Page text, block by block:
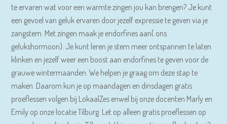
te ervaren wat voor een warmte zingen jou kan brengen? Je kunt
een gevoel van geluk ervaren door jezelf expressie te geven via je
zangstem. Met zingen maak je endorfines aan( ons
gelukshormoon). Je kunt leren je stem meer ontspannen te laten
klinken en jezelf weer een boost aan endorfines te geven voor de
grauwe wintermaanden. We helpen je graag om deze stap te
maken. Daarom kun je op maandagen en dinsdagen gratis
proeflessen volgen bij LokaalZes enwel bij onze docenten Marly en
Emily op onze locatie Tilburg. Let op alleen gratis proeflessen op